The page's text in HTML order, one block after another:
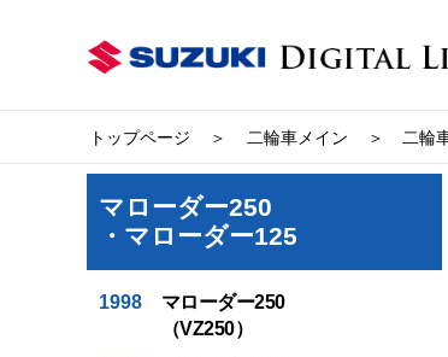
トップページ 二輪車メイン 二輪
マローダー250
・マローダー125
1998
マローダー250
（VZ250）